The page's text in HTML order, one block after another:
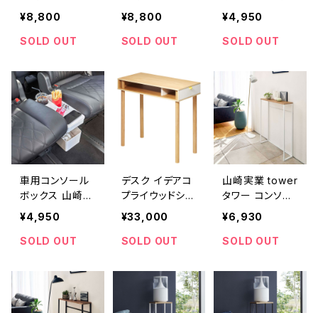
タワー 差し込み
サイドテーブル
ブラック
¥8,800
SOLD OUT
タワー 差し込み
サイドテーブル
ホワイト
¥8,800
SOLD OUT
業 tower タワ
ー 車載用コンソ
ールゴミ箱 ブラ
¥4,950
SOLD OUT
車用コンソール
ボックス 山崎実
業 tower タワ
ー 車載用コンソ
ールゴミ箱 ホワ
¥4,950
SOLD OUT
デスク イデアコ
プライウッドシリ
ーズ パレット ピ
ーシーエイチ id
eaco Pallet P
¥33,000
SOLD OUT
山崎実業 tower
タワー コンソー
ルテーブル ホワ
イト
¥6,930
SOLD OUT